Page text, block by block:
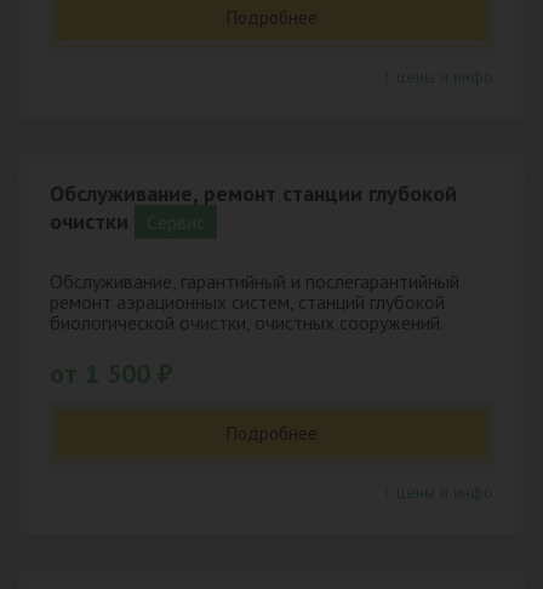
Подробнее
Обслуживание, ремонт станции глубокой
очистки
Обслуживание, гарантийный и послегарантийный
ремонт аэрационных систем, станций глубокой
биологической очистки, очистных сооружений.
Подробнее